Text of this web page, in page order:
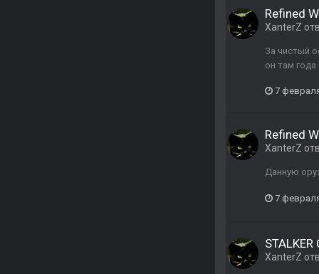
Refined
XanterZ
За чистый
он там
7
Refined
XanterZ
Данную
7
XanterZ